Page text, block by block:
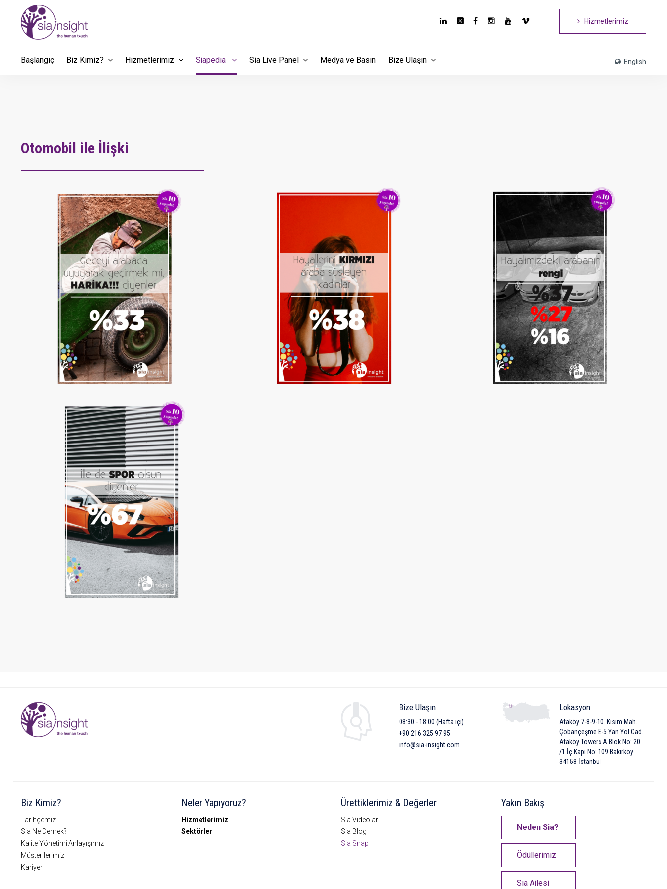
Hizmetlerimiz
English
Başlangıç Biz Kimiz? Hizmetlerimiz Siapedia Sia Live Panel Medya ve Basın Bize Ulaşın
Otomobil ile İlişki
Bize Ulaşın
08:30 - 18:00 (Hafta içi)
+90 216 325 97 95
info@sia-insight.com
Lokasyon
Ataköy 7-8-9-10. Kısım Mah.
Çobançeşme E-5 Yan Yol Cad.
Ataköy Towers A Blok No: 20
/1 İç Kapı No: 109 Bakırköy
34158 İstanbul
Biz Kimiz?
Tarihçemiz
Sia Ne Demek?
Kalite Yönetimi Anlayışımız
Müşterilerimiz
Kariyer
Neler Yapıyoruz?
Hizmetlerimiz
Sektörler
Ürettiklerimiz & Değerler
Sia Videolar
Sia Blog
Sia Snap
Yakın Bakış
Neden Sia?
Ödüllerimiz
Sia Ailesi